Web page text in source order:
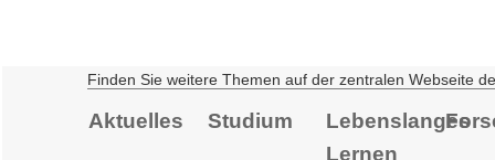
Finden Sie weitere Themen auf der zentralen Webseite
Aktuelles Studium
Lebenslanges
Lernen